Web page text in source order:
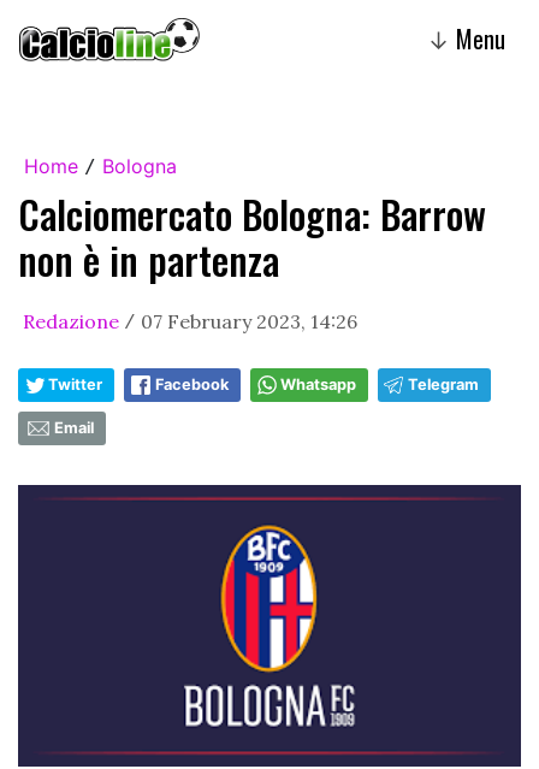
↓ Menu
Home / Bologna
Calciomercato Bologna: Barrow
non è in partenza
Redazione / 07 February 2023, 14:26
Twitter Facebook Whatsapp Telegram
Email